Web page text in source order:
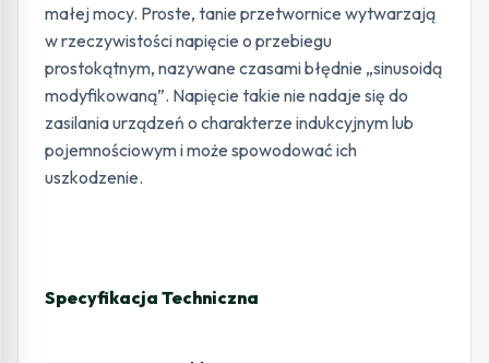
małej mocy. Proste, tanie przetwornice wytwarzają
w rzeczywistości napięcie o przebiegu
prostokątnym, nazywane czasami błędnie „sinusoidą
modyfikowaną”. Napięcie takie nie nadaje się do
zasilania urządzeń o charakterze indukcyjnym lub
pojemnościowym i może spowodować ich
uszkodzenie.
Specyfikacja Techniczna